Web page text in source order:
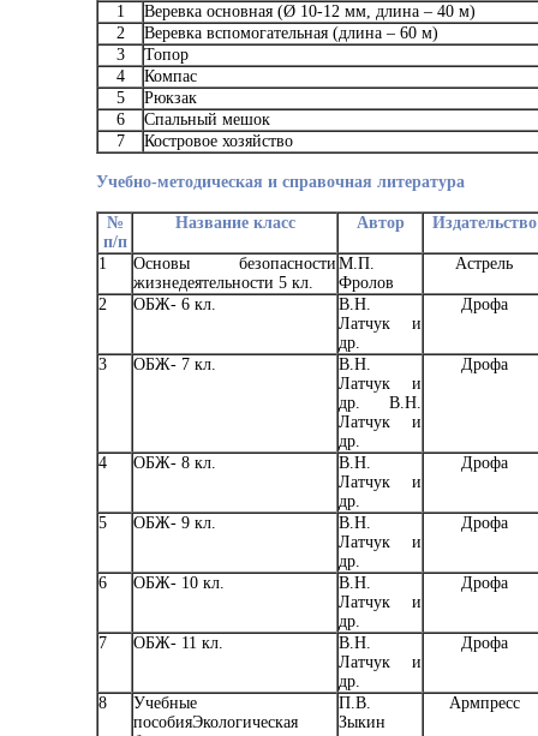
1
Веревка основная (Ø 10-12 мм, длина – 40 м)
2
Веревка вспомогательная (длина – 60 м)
3
Топор
4
Компас
5
Рюкзак
6
Спальный мешок
7
Костровое хозяйство
Учебно-методическая и справочная литература
№
п/п
Название класс Автор Издательство
1
Основы безопасности
жизнедеятельности 5 кл.
М.П.
Фролов
Астрель
2 ОБЖ- 6 кл.
В.Н.
Латчук и
др.
Дрофа
3 ОБЖ- 7 кл.
В.Н.
Латчук и
др. В.Н.
Латчук и
др.
Дрофа
4 ОБЖ- 8 кл.
В.Н.
Латчук и
др.
Дрофа
5 ОБЖ- 9 кл.
В.Н.
Латчук и
др.
Дрофа
6 ОБЖ- 10 кл.
В.Н.
Латчук и
др.
Дрофа
7 ОБЖ- 11 кл.
В.Н.
Латчук и
др.
Дрофа
8
Учебные
пособияЭкологическая
П.В.
Зыкин
Армпресс